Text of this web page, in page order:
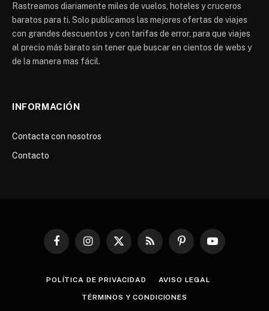
Rastreamos diariamente miles de vuelos, hoteles y cruceros
baratos para ti. Solo publicamos las mejores ofertas de viajes
con grandes descuentos y con tarifas de error, para que viajes
al precio más barato sin tener que buscar en cientos de webs y
de la manera mas fácil.
INFORMACIÓN
Contacta con nosotros
Contacto
FacebookInstagram
X
RSS PinterestYouTube
POLÍTICA DE PRIVACIDAD AVISO LEGAL
TÉRMINOS Y CONDICIONES